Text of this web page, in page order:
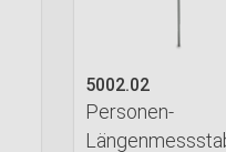
5002.02
Personen-